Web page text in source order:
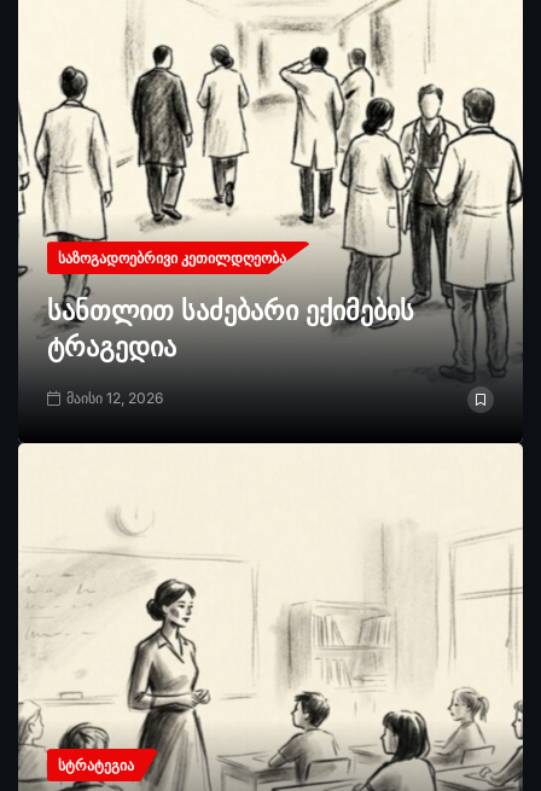
ᲡᲐᲖᲝᲒᲐᲓᲝᲔᲑᲠᲘᲕᲘ ᲙᲔᲗᲘᲚᲓᲦᲔᲝᲑᲐ
სანთლით საძებარი ექიმების
ტრაგედია
მაისი 12, 2026
ᲡᲢᲠᲐᲢᲔᲒᲘᲐ